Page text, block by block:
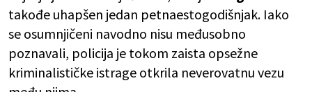
takođe uhapšen jedan petnaestogodišnjak. Iako
se osumnjičeni navodno nisu međusobno
poznavali, policija je tokom zaista opsežne
kriminalističke istrage otkrila neverovatnu vezu